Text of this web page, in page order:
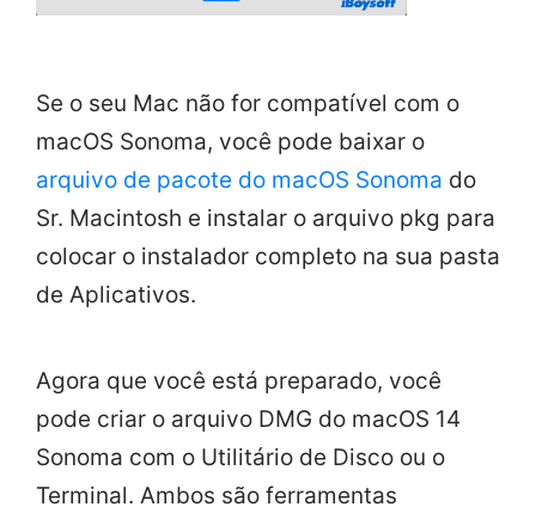
Se o seu Mac não for compatível com o
macOS Sonoma, você pode baixar o
arquivo de pacote do macOS Sonoma do
Sr. Macintosh e instalar o arquivo pkg para
colocar o instalador completo na sua pasta
de Aplicativos.
Agora que você está preparado, você
pode criar o arquivo DMG do macOS 14
Sonoma com o Utilitário de Disco ou o
Terminal. Ambos são ferramentas